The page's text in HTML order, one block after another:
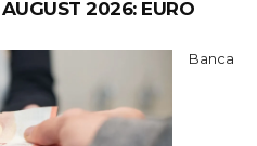
2026: EURO
Banca